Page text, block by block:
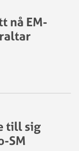
nå EM-
till sig
SM